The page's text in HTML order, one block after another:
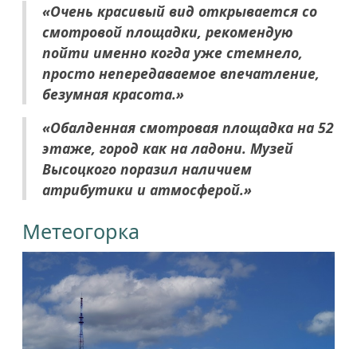
«Очень красивый вид открывается со
смотровой площадки, рекомендую
пойти именно когда уже стемнело,
просто непередаваемое впечатление,
безумная красота.»
«Обалденная смотровая площадка на 52
этаже, город как на ладони. Музей
Высоцкого поразил наличием
атрибутики и атмосферой.»
Метеогорка